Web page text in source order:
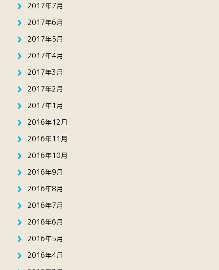
2017年7月
2017年6月
2017年5月
2017年4月
2017年3月
2017年2月
2017年1月
2016年12月
2016年11月
2016年10月
2016年9月
2016年8月
2016年7月
2016年6月
2016年5月
2016年4月